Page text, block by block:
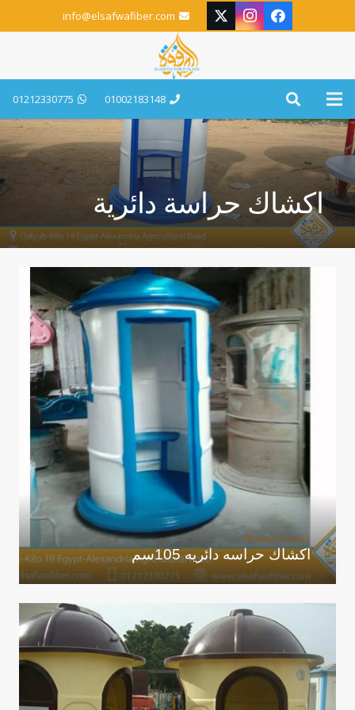
info@elsafwafiber.com
01002183148
01212330775
اكشاك حراسة دائرية
اكشاك حراسه دائريه 105سم